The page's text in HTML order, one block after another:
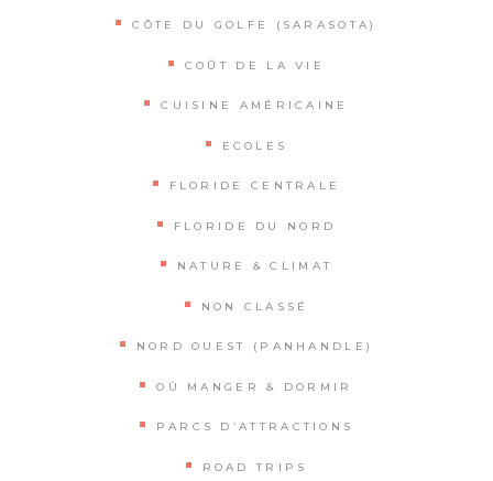
CÔTE DU GOLFE (SARASOTA)
COÛT DE LA VIE
CUISINE AMÉRICAINE
ECOLES
FLORIDE CENTRALE
FLORIDE DU NORD
NATURE & CLIMAT
NON CLASSÉ
NORD OUEST (PANHANDLE)
OÙ MANGER & DORMIR
PARCS D’ATTRACTIONS
ROAD TRIPS